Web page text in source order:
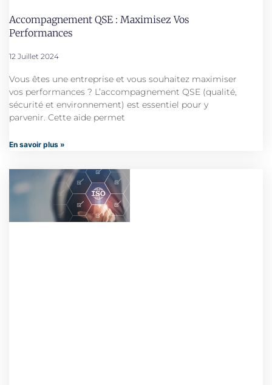
Accompagnement QSE : Maximisez Vos
Performances
12 Juillet 2024
Vous êtes une entreprise et vous souhaitez maximiser
vos performances ? L’accompagnement QSE (qualité,
sécurité et environnement) est essentiel pour y
parvenir. Cette aide permet
En savoir plus »